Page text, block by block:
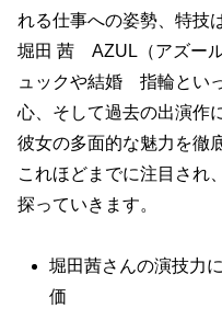
れる仕事への姿勢、特技
堀田 茜 AZUL（アズー
ュックや結婚 指輪とい
心、そして過去の出演作
彼女の多面的な魅力を徹
これほどまでに注目され
探っていきます。
堀田茜さんの演技力
価